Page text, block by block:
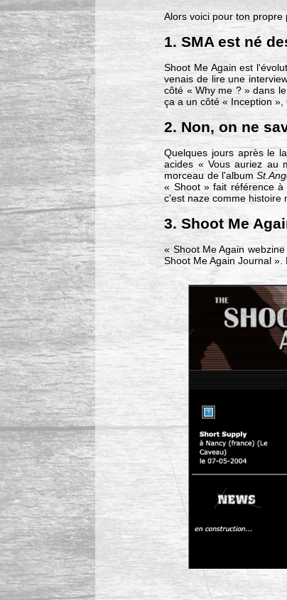
Alors voici pour ton
1. SMA est né
Shoot Me Again est
venais de lire une
côté « Why me ? » dans
ça a un côté « Inception »,
2. Non, on ne
Quelques jours après le
acides « Vous auriez au
morceau de l'album
« Shoot » fait référence à
c'est naze comme histoire
3. Shoot Me
« Shoot Me Again
Shoot Me Again Journal